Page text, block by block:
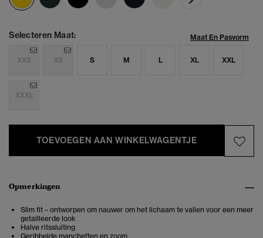
Selecteren Maat: Maat En Pasvorm
XXS XS S M L XL XXL
XXXL
TOEVOEGEN AAN WINKELWAGENTJE
Opmerkingen
Slim fit – ontworpen om nauwer om het lichaam te vallen voor een meer
getailleerde look
Halve ritssluiting
Geribbelde manchetten en zoom